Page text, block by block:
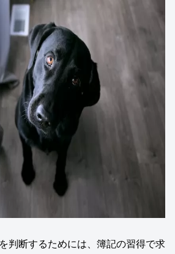
判断するためには、簿記の習得で求